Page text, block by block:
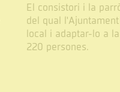
El consistori i la
del qual
local i adaptar-lo a
220 persones.